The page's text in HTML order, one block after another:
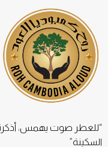
“للعطر صوت يهمس،
السكينة”